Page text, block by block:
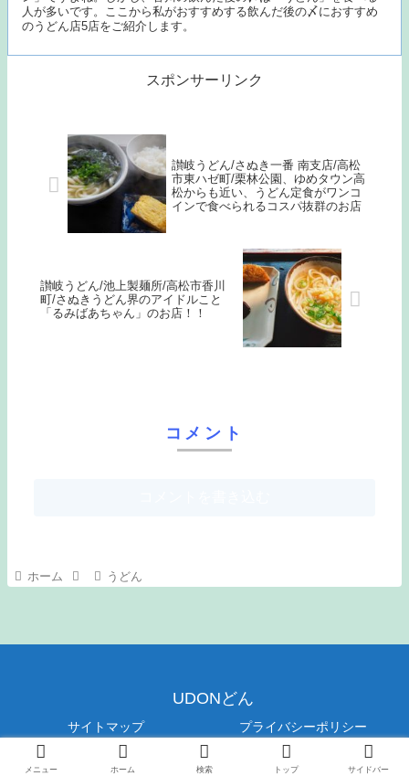
人が多いです。ここから私がおすすめする飲んだ後の〆におすすめ
のうどん店5店をご紹介します。
スポンサーリンク
讃岐うどん/さぬき一番 南支店/高松
市東ハゼ町/栗林公園、ゆめタウン高
松からも近い、うどん定食がワンコ
インで食べられるコスパ抜群のお店
讃岐うどん/池上製麺所/高松市香川
町/さぬきうどん界のアイドルこと
「るみばあちゃん」のお店！！
コメント
ホーム うどん
UDONどん
サイトマップ プライバシーポリシー
© 2019 UDONどん.
メニュー ホーム 検索 トップ サイドバー